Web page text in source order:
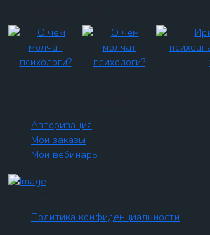
Авторизация
Мои заказы
Мои вебинары
Политика конфиденциальности